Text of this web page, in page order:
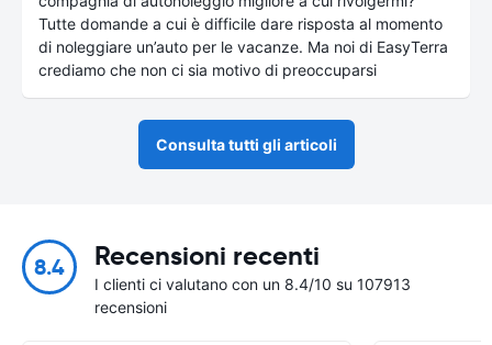
Tutte domande a cui è difficile dare risposta al momento
di noleggiare un’auto per le vacanze. Ma noi di EasyTerra
crediamo che non ci sia motivo di preoccuparsi
Consulta tutti gli articoli
8.4 Recensioni recenti
I clienti ci valutano con un 8.4/10 su 107913
recensioni